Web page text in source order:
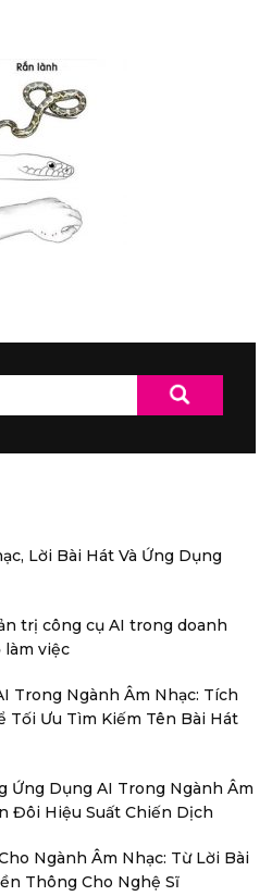
Lời Bài Hát Và Ứng Dụng
trị công cụ AI trong doanh
làm việc
Trong Ngành Âm Nhạc: Tích
Tối Ưu Tìm Kiếm Tên Bài Hát
Ứng Dụng AI Trong Ngành Âm
Đôi Hiệu Suất Chiến Dịch
Ngành Âm Nhạc: Từ Lời Bài
Thông Cho Nghệ Sĩ